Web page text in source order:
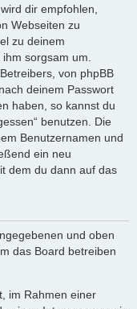
dir empfohlen,
Webseiten zu
zu deinem
sorgsam um.
von phpBB
deinem Passwort
haben, so kannst du
benutzen. Die
Benutzernamen und
ein neu
dem du dann auf das
und oben
das Board betreiben
im Rahmen einer